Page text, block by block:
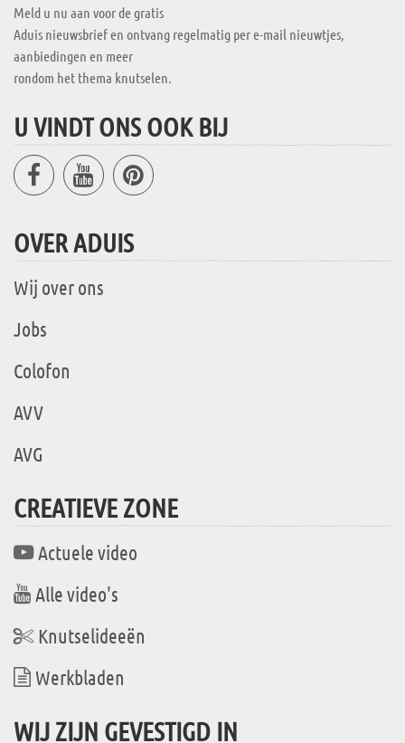
Meld u nu aan voor de gratis
Aduis nieuwsbrief en ontvang regelmatig per e-mail nieuwtjes,
aanbiedingen en meer
rondom het thema knutselen.
U VINDT ONS OOK BIJ
OVER ADUIS
Wij over ons
Jobs
Colofon
AVV
AVG
CREATIEVE ZONE
Actuele video
Alle video's
Knutselideeën
Werkbladen
WIJ ZIJN GEVESTIGD IN